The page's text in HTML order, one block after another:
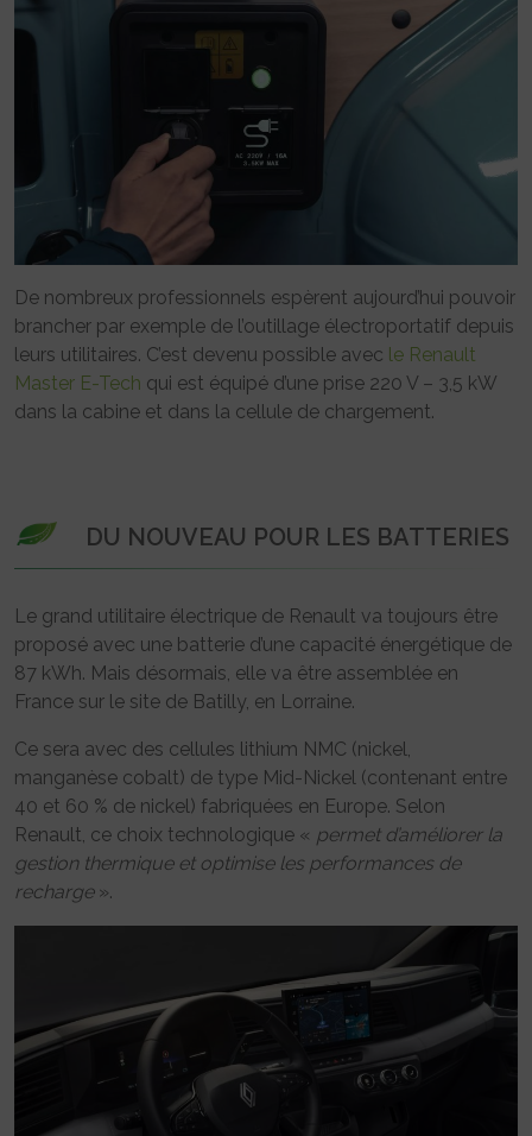
De nombreux professionnels espèrent aujourd’hui pouvoir
brancher par exemple de l’outillage électroportatif depuis
leurs utilitaires. C’est devenu possible avec le Renault
Master E-Tech qui est équipé d’une prise 220 V – 3,5 kW
dans la cabine et dans la cellule de chargement.
DU NOUVEAU POUR LES BATTERIES
Le grand utilitaire électrique de Renault va toujours être
proposé avec une batterie d’une capacité énergétique de
87 kWh. Mais désormais, elle va être assemblée en
France sur le site de Batilly, en Lorraine.
Ce sera avec des cellules lithium NMC (nickel,
manganèse cobalt) de type Mid-Nickel (contenant entre
40 et 60 % de nickel) fabriquées en Europe. Selon
Renault, ce choix technologique « permet d’améliorer la
gestion thermique et optimise les performances de
recharge».